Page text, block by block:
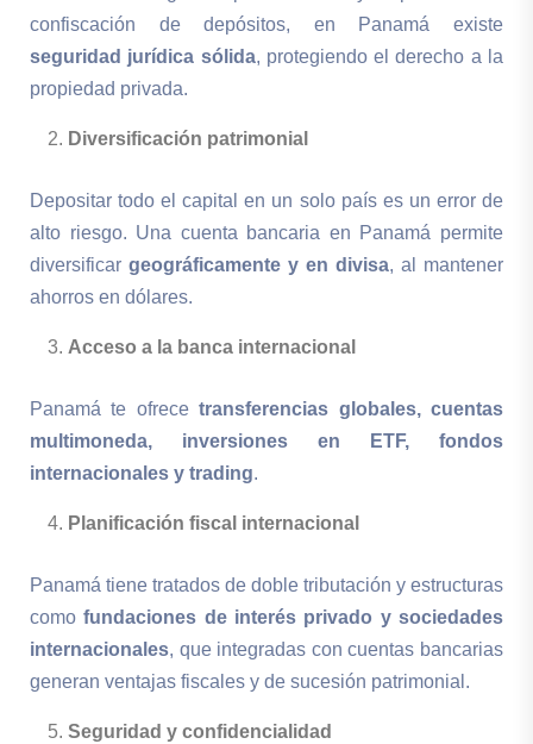
confiscación de depósitos, en Panamá existe
seguridad jurídica sólida, protegiendo el derecho a la
propiedad privada.
Diversificación patrimonial
Depositar todo el capital en un solo país es un error de
alto riesgo. Una cuenta bancaria en Panamá permite
diversificar geográficamente y en divisa, al mantener
ahorros en dólares.
Acceso a la banca internacional
Panamá te ofrecetransferencias globales, cuentas
multimoneda, inversiones en ETF, fondos
internacionales y trading.
Planificación fiscal internacional
Panamá tiene tratados de doble tributación y estructuras
comofundaciones de interés privado y sociedades
internacionales, que integradas con cuentas bancarias
generan ventajas fiscales y de sucesión patrimonial.
Seguridad y confidencialidad